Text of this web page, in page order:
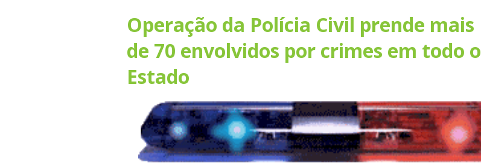
Operação da Polícia Civil prende mais
de 70 envolvidos por crimes em todo o
Estado